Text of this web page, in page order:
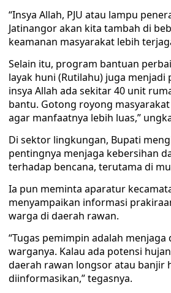
“Insya Allah, PJU atau lampu
Jatinangor akan kita tambah di
keamanan masyarakat lebih
Selain itu, program bantuan
layak huni (Rutilahu) juga menjadi
insya Allah ada sekitar 40 unit
bantu. Gotong royong
agar manfaatnya lebih luas,”
Di sektor lingkungan, Bupati
pentingnya menjaga kebersihan
terhadap bencana, terutama di
Ia pun meminta aparatur
menyampaikan informasi
warga di daerah rawan.
“Tugas pemimpin adalah
warganya. Kalau ada potensi
daerah rawan longsor atau banjir
diinformasikan,” tegasnya.